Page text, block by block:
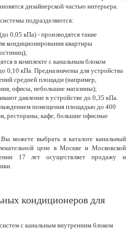
дизайнерской частью интерьера.
подразделяются:
0,05 кПа) - производятся такие
кондиционирования квартиры
в комплекте с канальным блоком
0,10 кПа. Предназначены для устройства
средней площади (например,
офисы, небольшие магазины);
давление в устройстве до 0,35 кПа.
помещения площадью до 400
рестораны, кафе, большие офисные
выбрать в каталоге канальный
цене в Москве и Московской
17 лет осуществляет продажу и
кондиционеров для
с канальным внутренним блоком